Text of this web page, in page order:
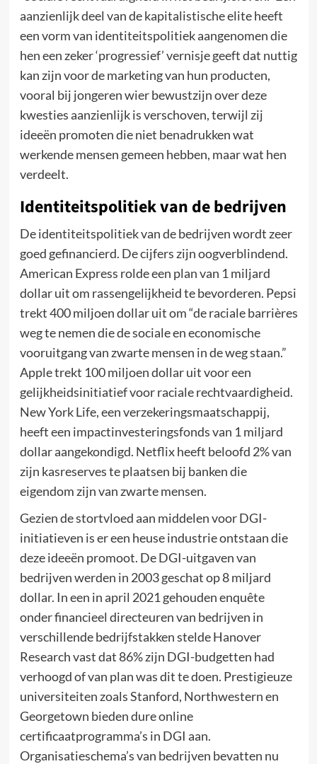
aanzienlijk deel van de kapitalistische elite heeft
een vorm van identiteitspolitiek aangenomen die
hen een zeker ‘progressief’ vernisje geeft dat nuttig
kan zijn voor de marketing van hun producten,
vooral bij jongeren wier bewustzijn over deze
kwesties aanzienlijk is verschoven, terwijl zij
ideeën promoten die niet benadrukken wat
werkende mensen gemeen hebben, maar wat hen
verdeelt.
Identiteitspolitiek van de bedrijven
De identiteitspolitiek van de bedrijven wordt zeer
goed gefinancierd. De cijfers zijn oogverblindend.
American Express rolde een plan van 1 miljard
dollar uit om rassengelijkheid te bevorderen. Pepsi
trekt 400 miljoen dollar uit om “de raciale barrières
weg te nemen die de sociale en economische
vooruitgang van zwarte mensen in de weg staan.”
Apple trekt 100 miljoen dollar uit voor een
gelijkheidsinitiatief voor raciale rechtvaardigheid.
New York Life, een verzekeringsmaatschappij,
heeft een impactinvesteringsfonds van 1 miljard
dollar aangekondigd. Netflix heeft beloofd 2% van
zijn kasreserves te plaatsen bij banken die
eigendom zijn van zwarte mensen.
Gezien de stortvloed aan middelen voor DGI-
initiatieven is er een heuse industrie ontstaan die
deze ideeën promoot. De DGI-uitgaven van
bedrijven werden in 2003 geschat op 8 miljard
dollar. In een in april 2021 gehouden enquête
onder financieel directeuren van bedrijven in
verschillende bedrijfstakken stelde Hanover
Research vast dat 86% zijn DGI-budgetten had
verhoogd of van plan was dit te doen. Prestigieuze
universiteiten zoals Stanford, Northwestern en
Georgetown bieden dure online
certificaatprogramma’s in DGI aan.
Organisatieschema’s van bedrijven bevatten nu